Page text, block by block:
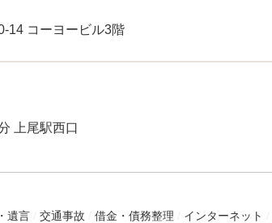
14 コーヨービル3階
上尾駅西口
遺言 交通事故 借金・債務整理 インターネット